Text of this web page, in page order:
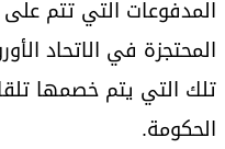
المدفوعات التي تتم
المحتجزة في الاتحاد
تلك التي يتم خصمها
الحكومة.